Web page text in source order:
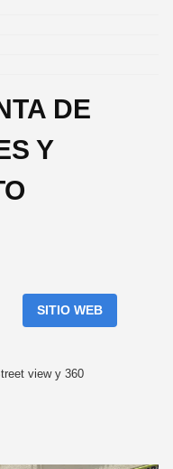
DE
Y
SITIO WEB
view y 360